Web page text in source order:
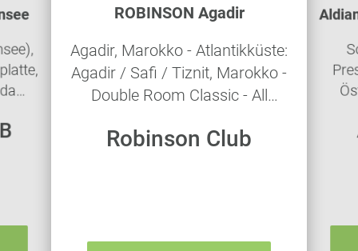
ROBINSON Agadir
Agadir, Marokko - Atlantikküste:
Agadir / Safi / Tiznit, Marokko -
Double Room Classic - All
Robinson Club